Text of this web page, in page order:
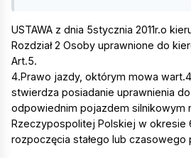
USTAWA z dnia 5stycznia 2011r.o
Rozdział 2 Osoby uprawnione do
Art.5.
4.Prawo jazdy, októrym mowa
stwierdza posiadanie uprawnienia
odpowiednim pojazdem silnikowym
Rzeczypospolitej Polskiej w okresie
rozpoczęcia stałego lub czasowego